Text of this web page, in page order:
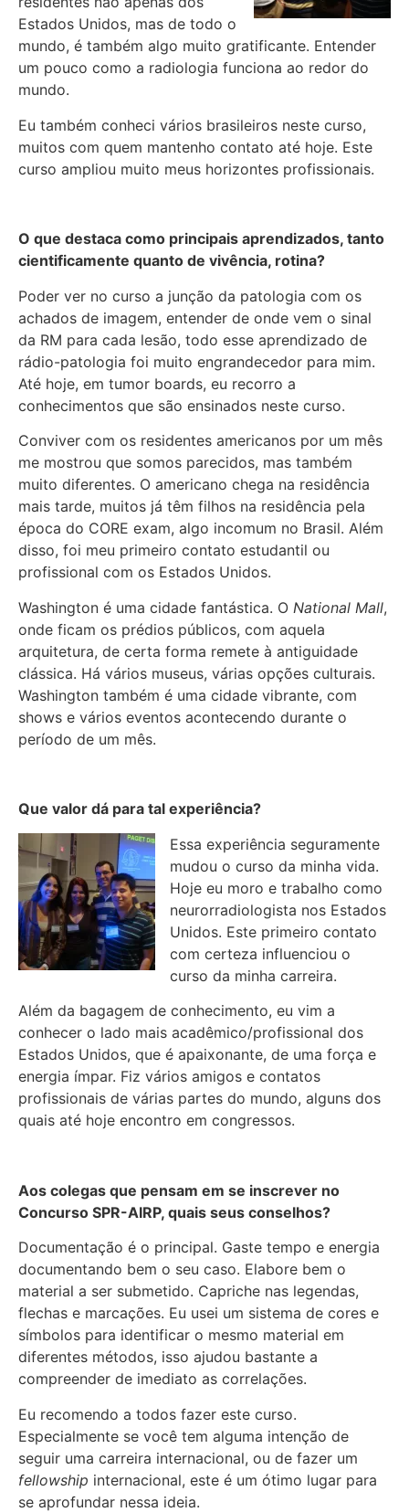
Estados Unidos, mas de todo o
mundo, é também algo muito gratificante. Entender
um pouco como a radiologia funciona ao redor do
mundo.
Eu também conheci vários brasileiros neste curso,
muitos com quem mantenho contato até hoje. Este
curso ampliou muito meus horizontes profissionais.
O que destaca como principais aprendizados, tanto
cientificamente quanto de vivência, rotina?
Poder ver no curso a junção da patologia com os
achados de imagem, entender de onde vem o sinal
da RM para cada lesão, todo esse aprendizado de
rádio-patologia foi muito engrandecedor para mim.
Até hoje, em tumor boards, eu recorro a
conhecimentos que são ensinados neste curso.
Conviver com os residentes americanos por um mês
me mostrou que somos parecidos, mas também
muito diferentes. O americano chega na residência
mais tarde, muitos já têm filhos na residência pela
época do CORE exam, algo incomum no Brasil. Além
disso, foi meu primeiro contato estudantil ou
profissional com os Estados Unidos.
Washington é uma cidade fantástica. O National Mall,
onde ficam os prédios públicos, com aquela
arquitetura, de certa forma remete à antiguidade
clássica. Há vários museus, várias opções culturais.
Washington também é uma cidade vibrante, com
shows e vários eventos acontecendo durante o
período de um mês.
Que valor dá para tal experiência?
Essa experiência seguramente
mudou o curso da minha vida.
Hoje eu moro e trabalho como
neurorradiologista nos Estados
Unidos. Este primeiro contato
com certeza influenciou o
curso da minha carreira.
Além da bagagem de conhecimento, eu vim a
conhecer o lado mais acadêmico/profissional dos
Estados Unidos, que é apaixonante, de uma força e
energia ímpar. Fiz vários amigos e contatos
profissionais de várias partes do mundo, alguns dos
quais até hoje encontro em congressos.
Aos colegas que pensam em se inscrever no
Concurso SPR-AIRP, quais seus conselhos?
Documentação é o principal. Gaste tempo e energia
documentando bem o seu caso. Elabore bem o
material a ser submetido. Capriche nas legendas,
flechas e marcações. Eu usei um sistema de cores e
símbolos para identificar o mesmo material em
diferentes métodos, isso ajudou bastante a
compreender de imediato as correlações.
Eu recomendo a todos fazer este curso.
Especialmente se você tem alguma intenção de
seguir uma carreira internacional, ou de fazer um
fellowship internacional, este é um ótimo lugar para
se aprofundar nessa ideia.